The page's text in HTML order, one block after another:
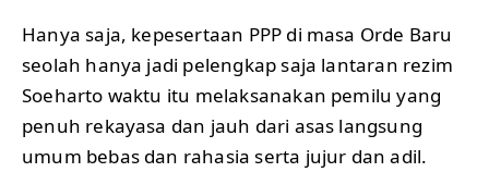
Hanya saja, kepesertaan PPP di masa Orde Baru
seolah hanya jadi pelengkap saja lantaran rezim
Soeharto waktu itu melaksanakan pemilu yang
penuh rekayasa dan jauh dari asas langsung
umum bebas dan rahasia serta jujur dan adil.